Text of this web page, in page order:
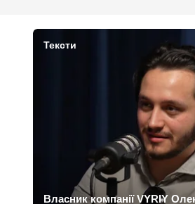
Тексти
Власник компанії VYRIY